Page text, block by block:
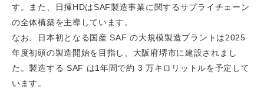
す。また、日揮HDはSAF製造事業に関するサプライチェーン
の全体構築を主導しています。
なお、日本初となる国産 SAF の大規模製造プラントは2025
年度初頭の製造開始を目指し、大阪府堺市に建設されまし
た。製造する SAF は1年間で約 3 万キロリットルを予定して
います。